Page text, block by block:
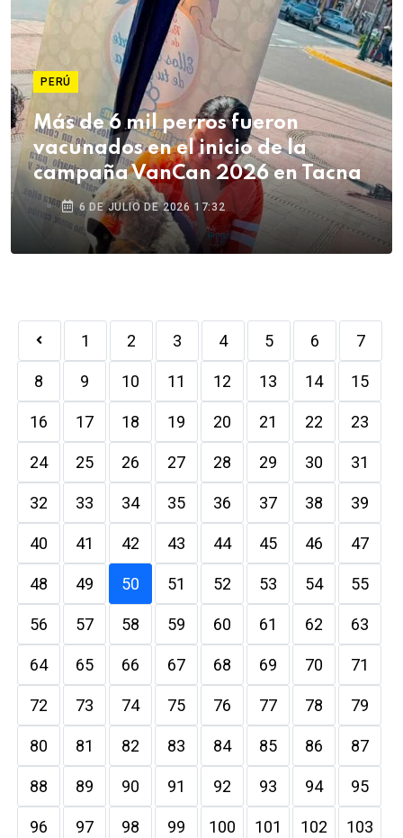
PERÚ
Más de 6 mil perros fueron
vacunados en el inicio de la
campaña VanCan 2026 en Tacna
6 DE JULIO DE 2026 17:32
1 2 3 4 5 6 7
8 9 10 11 12 13 14 15
16 17 18 19 20 21 22 23
24 25 26 27 28 29 30 31
32 33 34 35 36 37 38 39
40 41 42 43 44 45 46 47
48 49 50 51 52 53 54 55
56 57 58 59 60 61 62 63
64 65 66 67 68 69 70 71
72 73 74 75 76 77 78 79
80 81 82 83 84 85 86 87
88 89 90 91 92 93 94 95
96 97 98 99 100 101 102 103